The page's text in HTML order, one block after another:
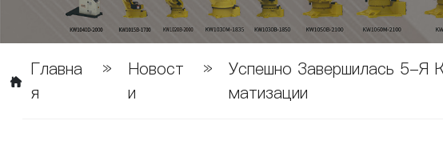
Главна
Я
»
Новост
И
»
Успешно Завершилась 5-Я
Матизации